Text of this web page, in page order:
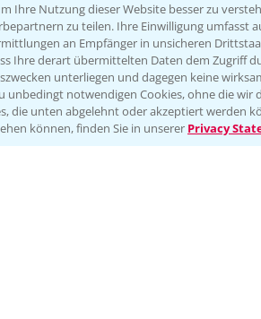
Bis zu 4
Ihre Nutzung dieser Website besser zu
zu teilen. Ihre Einwilligung umfasst
an Empfänger in unsicheren
Ihre derart übermittelten Daten dem Zugriff
unterliegen und dagegen keine
notwendigen Cookies, ohne die wir
die unten abgelehnt oder akzeptiert werden
können, finden Sie in unserer Privacy